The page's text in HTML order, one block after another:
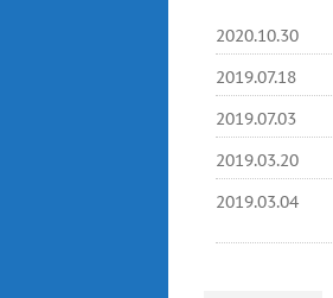
2020.10.30
2019.07.18
2019.07.03
2019.03.20
2019.03.04